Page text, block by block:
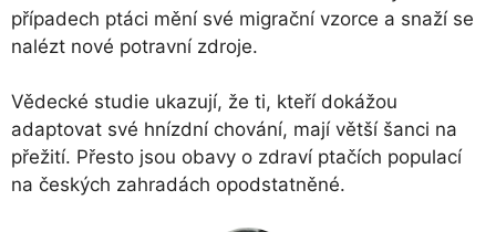
případech ptáci mění své migrační vzorce a snaží se
nalézt nové potravní zdroje.
Vědecké studie ukazují, že ti, kteří dokážou
adaptovat své hnízdní chování, mají větší šanci na
přežití. Přesto jsou obavy o zdraví ptačích populací
na českých zahradách opodstatněné.